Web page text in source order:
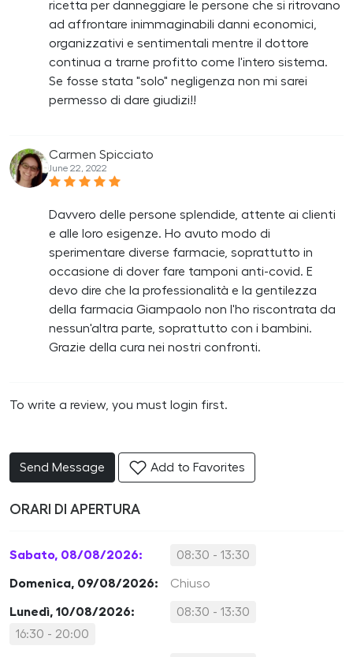
ricetta per danneggiare le persone che si ritrovano
ad affrontare inimmaginabili danni economici,
organizzativi e sentimentali mentre il dottore
continua a trarne profitto come l'intero sistema.
Se fosse stata "solo" negligenza non mi sarei
permesso di dare giudizi!!
Carmen Spicciato
June 22, 2022
Davvero delle persone splendide, attente ai clienti
e alle loro esigenze. Ho avuto modo di
sperimentare diverse farmacie, soprattutto in
occasione di dover fare tamponi anti-covid. E
devo dire che la professionalità e la gentilezza
della farmacia Giampaolo non l'ho riscontrata da
nessun'altra parte, soprattutto con i bambini.
Grazie della cura nei nostri confronti.
To write a review, you must login first.
Send Message Add to Favorites
ORARI DI APERTURA
Sabato, 08/08/2026: 08:30 - 13:30
Domenica, 09/08/2026: Chiuso
Lunedì, 10/08/2026:
08:30 - 13:30
16:30 - 20:00